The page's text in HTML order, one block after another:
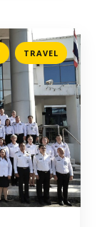
, TRAVEL